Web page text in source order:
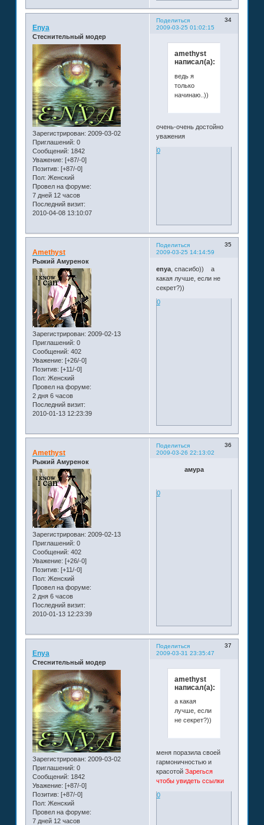
Поделиться
34
2009-03-25 01:02:15
Enya
Стеснительный модер
Зарегистрирован: 2009-03-02
Приглашений: 0
Сообщений: 1842
Уважение: [+87/-0]
Позитив: [+87/-0]
Пол: Женский
Провел на форуме:
7 дней 12 часов
Последний визит:
2010-04-08 13:10:07
amethyst
написал(а):
ведь я
только
начинаю..))
очень-очень достойно
уважения
0
Поделиться
35
2009-03-25 14:14:59
Amethyst
Рыжий Амуренок
Зарегистрирован: 2009-02-13
Приглашений: 0
Сообщений: 402
Уважение: [+26/-0]
Позитив: [+11/-0]
Пол: Женский
Провел на форуме:
2 дня 6 часов
Последний визит:
2010-01-13 12:23:39
enya, спасибо))
а
какая лучше, если не
секрет?))
0
Поделиться
36
2009-03-26 22:13:02
Amethyst
Рыжий Амуренок
Зарегистрирован: 2009-02-13
Приглашений: 0
Сообщений: 402
Уважение: [+26/-0]
Позитив: [+11/-0]
Пол: Женский
Провел на форуме:
2 дня 6 часов
Последний визит:
2010-01-13 12:23:39
aмура
0
Поделиться
37
2009-03-31 23:35:47
Enya
Стеснительный модер
Зарегистрирован: 2009-03-02
Приглашений: 0
Сообщений: 1842
Уважение: [+87/-0]
Позитив: [+87/-0]
Пол: Женский
Провел на форуме:
7 дней 12 часов
amethyst
написал(а):
а какая
лучше, если
не секрет?))
меня поразила своей
гармоничностью и
красотой Зарегься
чтобы увидеть ссылки
0